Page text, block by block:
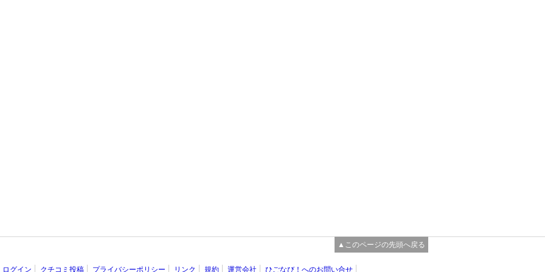
▲このページの先頭へ戻る
ログイン クチコミ投稿 プライバシーポリシー リンク 規約 運営会社 ひごなび！へのお問い合せ